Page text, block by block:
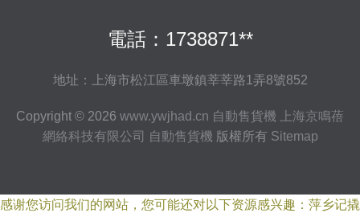
電話：1738871**
地址：上海市松江區車墩鎮莘莘路1弄8號852
Copyright © 2026 www.ywjhad.cn 自動售貨機
上海京鳴蓓
網絡科技有限公司 自動售貨機 版權所有 Sitemap
感谢您访问我们的网站，您可能还对以下资源感兴趣：萍乡记撬